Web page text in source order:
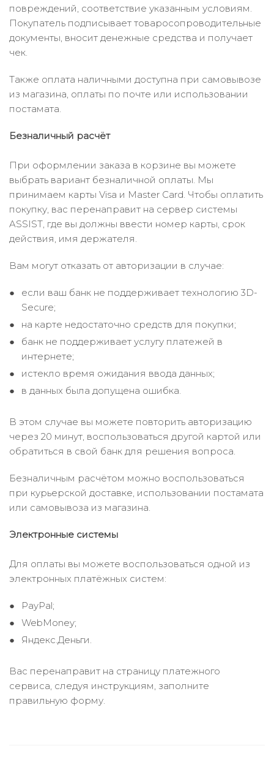
повреждений, соответствие указанным условиям.
Покупатель подписывает товаросопроводительные
документы, вносит денежные средства и получает
чек.
Также оплата наличными доступна при самовывозе
из магазина, оплаты по почте или использовании
постамата.
Безналичный расчёт
При оформлении заказа в корзине вы можете
выбрать вариант безналичной оплаты. Мы
принимаем карты Visa и Master Card. Чтобы оплатить
покупку, вас перенаправит на сервер системы
ASSIST, где вы должны ввести номер карты, срок
действия, имя держателя.
Вам могут отказать от авторизации в случае:
если ваш банк не поддерживает технологию 3D-
Secure;
на карте недостаточно средств для покупки;
банк не поддерживает услугу платежей в
интернете;
истекло время ожидания ввода данных;
в данных была допущена ошибка.
В этом случае вы можете повторить авторизацию
через 20 минут, воспользоваться другой картой или
обратиться в свой банк для решения вопроса.
Безналичным расчётом можно воспользоваться
при курьерской доставке, использовании постамата
или самовывоза из магазина.
Электронные системы
Для оплаты вы можете воспользоваться одной из
электронных платёжных систем:
PayPal;
WebMoney;
Яндекс.Деньги.
Вас перенаправит на страницу платежного
сервиса, следуя инструкциям, заполните
правильную форму.